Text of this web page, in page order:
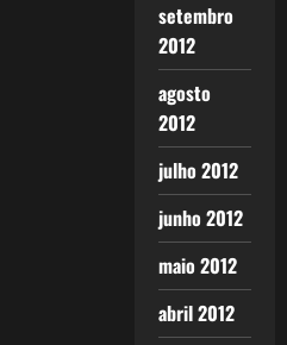
setembro
2012
agosto
2012
julho 2012
junho 2012
maio 2012
abril 2012